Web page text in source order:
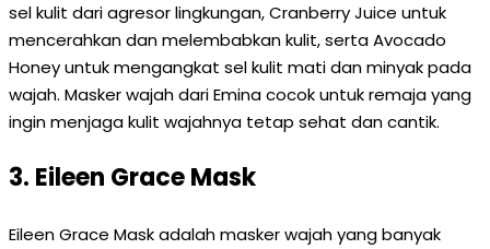
sel kulit dari agresor lingkungan, Cranberry Juice untuk
mencerahkan dan melembabkan kulit, serta Avocado
Honey untuk mengangkat sel kulit mati dan minyak pada
wajah. Masker wajah dari Emina cocok untuk remaja yang
ingin menjaga kulit wajahnya tetap sehat dan cantik.
3. Eileen Grace Mask
Eileen Grace Mask adalah masker wajah yang banyak